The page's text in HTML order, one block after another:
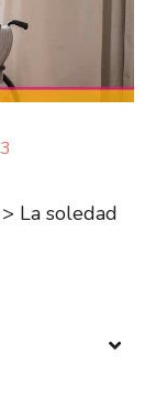
> La soledad